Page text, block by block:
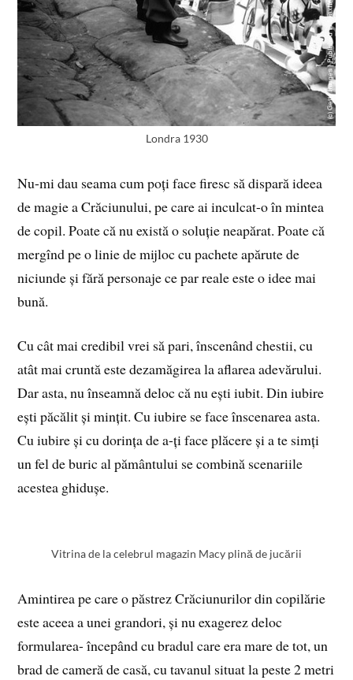
Londra 1930
Nu-mi dau seama cum poți face firesc să dispară ideea
de magie a Crăciunului, pe care ai inculcat-o în mintea
de copil. Poate că nu există o soluție neapărat. Poate că
mergînd pe o linie de mijloc cu pachete apărute de
niciunde și fără personaje ce par reale este o idee mai
bună.
Cu cât mai credibil vrei să pari, înscenând chestii, cu
atât mai cruntă este dezamăgirea la aflarea adevărului.
Dar asta, nu înseamnă deloc că nu ești iubit. Din iubire
ești păcălit și mințit. Cu iubire se face înscenarea asta.
Cu iubire și cu dorința de a-ți face plăcere și a te simți
un fel de buric al pământului se combină scenariile
acestea ghidușe.
Vitrina de la celebrul magazin Macy plină de jucării
Amintirea pe care o păstrez Crăciunurilor din copilărie
este aceea a unei grandori, și nu exagerez deloc
formularea- începând cu bradul care era mare de tot, un
brad de cameră de casă, cu tavanul situat la peste 2 metri